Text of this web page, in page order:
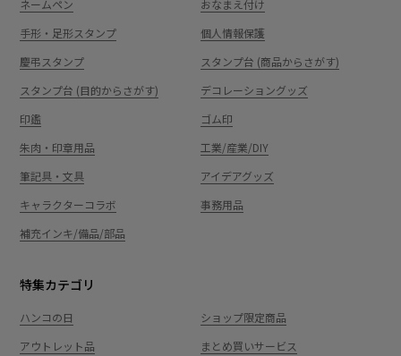
ネームペン
おなまえ付け
手形・足形スタンプ
個人情報保護
慶弔スタンプ
スタンプ台 (商品からさがす)
スタンプ台 (目的からさがす)
デコレーショングッズ
印鑑
ゴム印
朱肉・印章用品
工業/産業/DIY
筆記具・文具
アイデアグッズ
キャラクターコラボ
事務用品
補充インキ/備品/部品
特集カテゴリ
ハンコの日
ショップ限定商品
アウトレット品
まとめ買いサービス